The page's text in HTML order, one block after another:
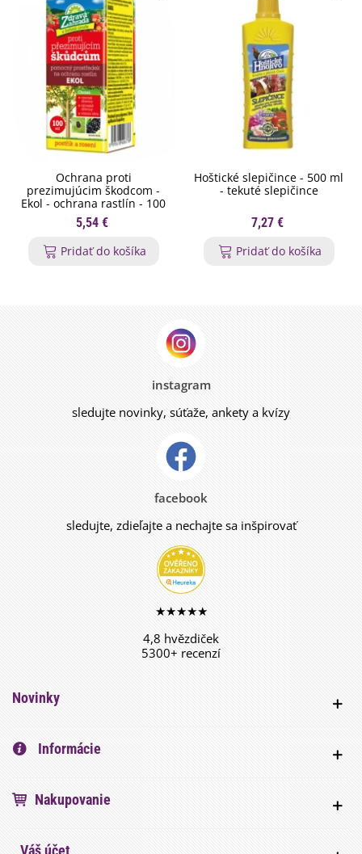
Ochrana proti
prezimujúcim škodcom -
Ekol - ochrana rastlín - 100
ml
5,54 €
Pridať do košíka
Hoštické slepičince - 500 ml
- tekuté slepičince
7,27 €
Pridať do košíka
instagram
sledujte novinky, súťaže, ankety a kvízy
facebook
sledujte, zdieľajte a nechajte sa inšpirovať
★★★★★
4,8 hvězdiček
5300+ recenzí
Novinky
Informácie
Nakupovanie